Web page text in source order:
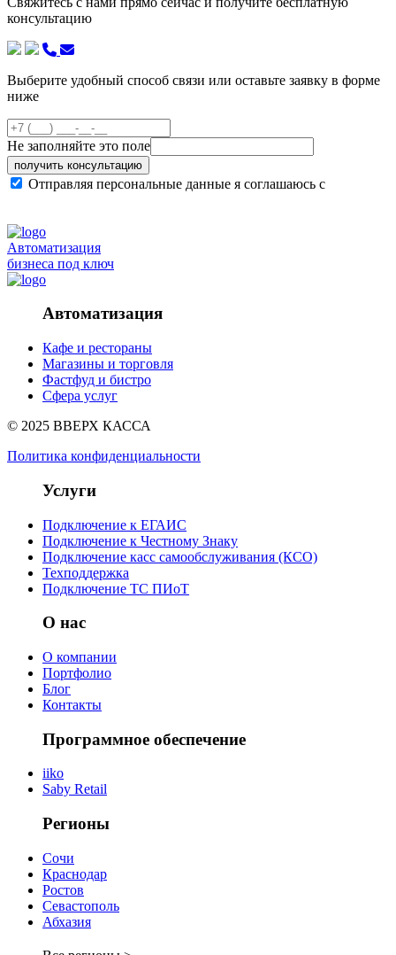
консультацию
Выберите удобный способ связи или оставьте заявку в форме
ниже
Не заполняйте это поле
получить консультацию
Отправляя персональные данные я соглашаюсь с
Автоматизация
бизнеса под ключ
Автоматизация
Кафе и рестораны
Магазины и торговля
Фастфуд и бистро
Сфера услуг
© 2025 ВВЕРХ КАССА
Политика конфиденциальности
Услуги
Подключение к ЕГАИС
Подключение к Честному Знаку
Подключение касс самообслуживания (КСО)
Техподдержка
Подключение ТС ПИоТ
О нас
О компании
Портфолио
Блог
Контакты
Программное обеспечение
iiko
Saby Retail
Регионы
Сочи
Краснодар
Ростов
Севастополь
Абхазия